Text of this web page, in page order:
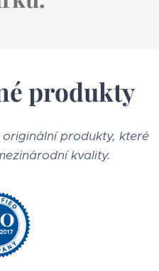
produkty
produkty, které
kvality.